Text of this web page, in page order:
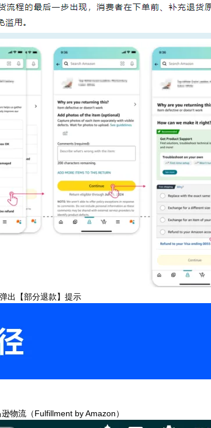
出【部分退款】提示
物流（Fulfillment by Amazon）